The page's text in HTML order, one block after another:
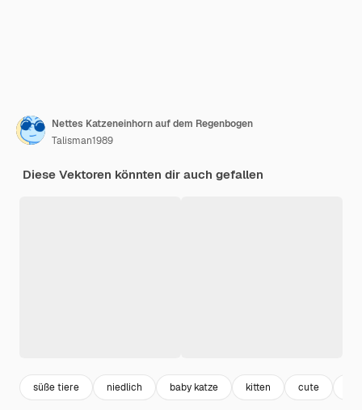
Nettes Katzeneinhorn auf dem Regenbogen
Talisman1989
Diese Vektoren könnten dir auch gefallen
süße tiere niedlich baby katze kitten cute